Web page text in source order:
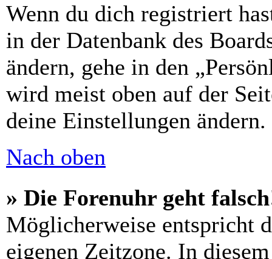
Wenn du dich registriert
in der Datenbank des
ändern, gehe in den
wird meist oben auf der
deine Einstellungen ändern.
Nach oben
» Die Forenuhr geht
Möglicherweise entspricht
eigenen Zeitzone. In